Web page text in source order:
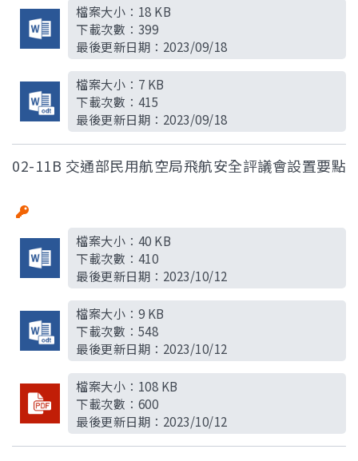
檔案大小： 18 KB
下載次數： 399
最後更新日期： 2023/09/18
檔案大小： 7 KB
下載次數： 415
最後更新日期： 2023/09/18
02-11B 交通部民用航空局飛航安全評議會設置要點
檔案大小： 40 KB
下載次數： 410
最後更新日期： 2023/10/12
檔案大小： 9 KB
下載次數： 548
最後更新日期： 2023/10/12
檔案大小： 108 KB
下載次數： 600
最後更新日期： 2023/10/12